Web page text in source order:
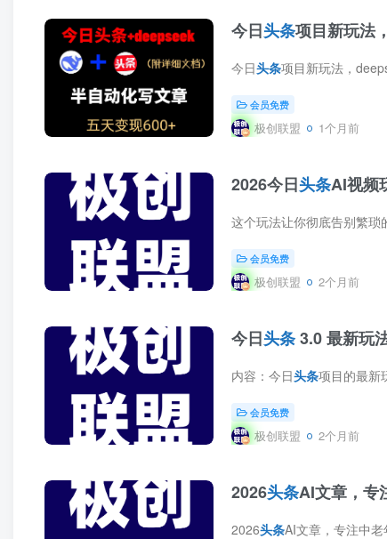
今日头条项目新玩法
今日头条项目新玩法，deepseek半自动出文
会员免费
极创联盟 1个月前
2026今日头条AI视频
会员免费
极创联盟 2个月前
今日头条3.0 最新玩
内容：今日头条项目的最新玩法，你只
会员免费
极创联盟 2个月前
2026头条AI文章，专
2026头条AI文章，专注中老年赛道，手机可